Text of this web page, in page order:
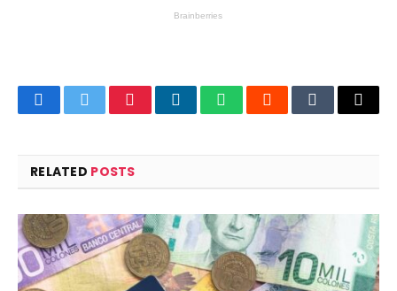
FacebookTwitterPinterestLinkedInWhatsAppRedditTumblrEmail
RELATED POSTS